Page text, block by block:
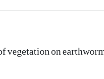
vegetation on